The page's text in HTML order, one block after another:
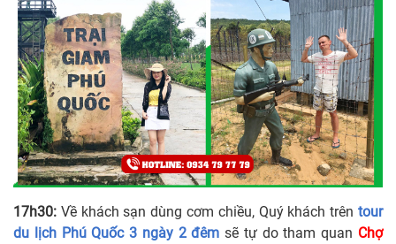
17h30: Về khách sạn dùng cơm chiều, Quý khách trên tour
du lịch Phú Quốc 3 ngày 2 đêm sẽ tự do tham quan Chợ